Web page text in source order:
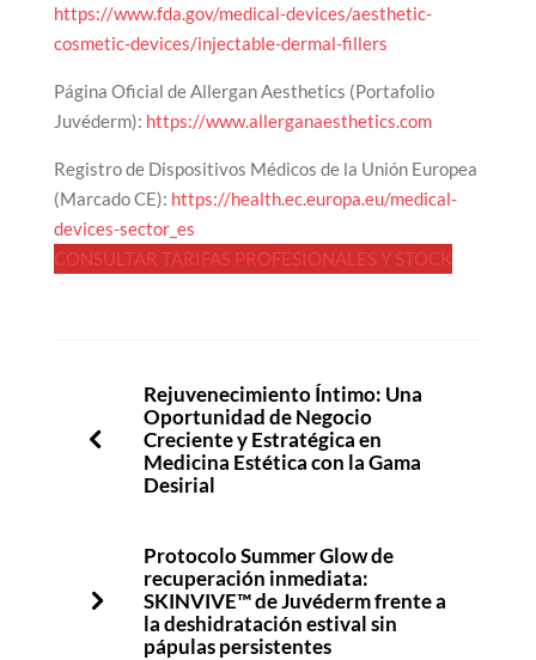
https://www.fda.gov/medical-devices/aesthetic-
cosmetic-devices/injectable-dermal-fillers
Página Oficial de Allergan Aesthetics (Portafolio
Juvéderm): https://www.allerganaesthetics.com
Registro de Dispositivos Médicos de la Unión Europea
(Marcado CE): https://health.ec.europa.eu/medical-
devices-sector_es
CONSULTAR TARIFAS PROFESIONALES Y STOCK
Rejuvenecimiento Íntimo: Una
Oportunidad de Negocio
Creciente y Estratégica en
Medicina Estética con la Gama
Desirial
Protocolo Summer Glow de
recuperación inmediata:
SKINVIVE™ de Juvéderm frente a
la deshidratación estival sin
pápulas persistentes